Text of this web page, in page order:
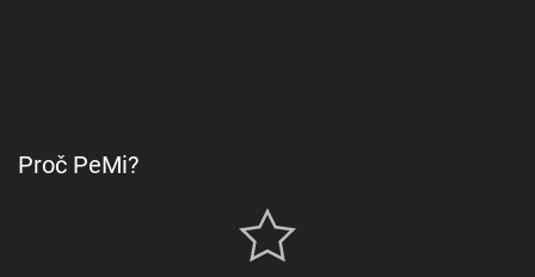
Proč PeMi?